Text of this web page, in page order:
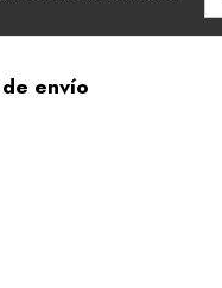
envío